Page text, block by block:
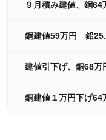
９月積み建値、銅
銅建値59万円 鉛
建値引下げ、銅68
銅建値１万円下げ